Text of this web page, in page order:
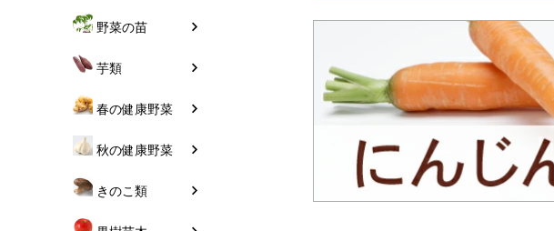
野菜の苗
芋類
春の健康野菜
秋の健康野菜
きのこ類